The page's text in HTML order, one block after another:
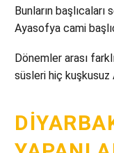
Bunların
Ayasofya cami
Dönemler arası
süsleri hiç kuşkusuz